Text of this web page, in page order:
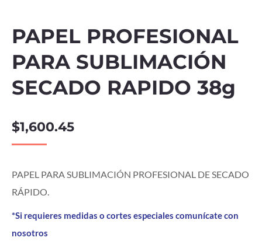
PAPEL PROFESIONAL
PARA SUBLIMACIÓN
SECADO RAPIDO 38g
$1,600.45
PAPEL PARA SUBLIMACIÓN PROFESIONAL DE SECADO
RÁPIDO.
*Si requieres medidas o cortes especiales comunícate con
nosotros